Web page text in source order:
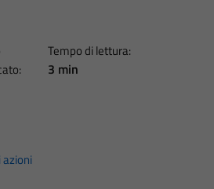
Tempo di lettura:
3 min